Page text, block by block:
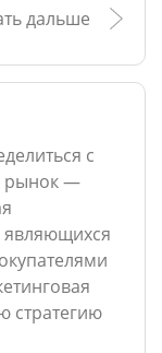
дальше
с
рынок —
являющихся
стратегию